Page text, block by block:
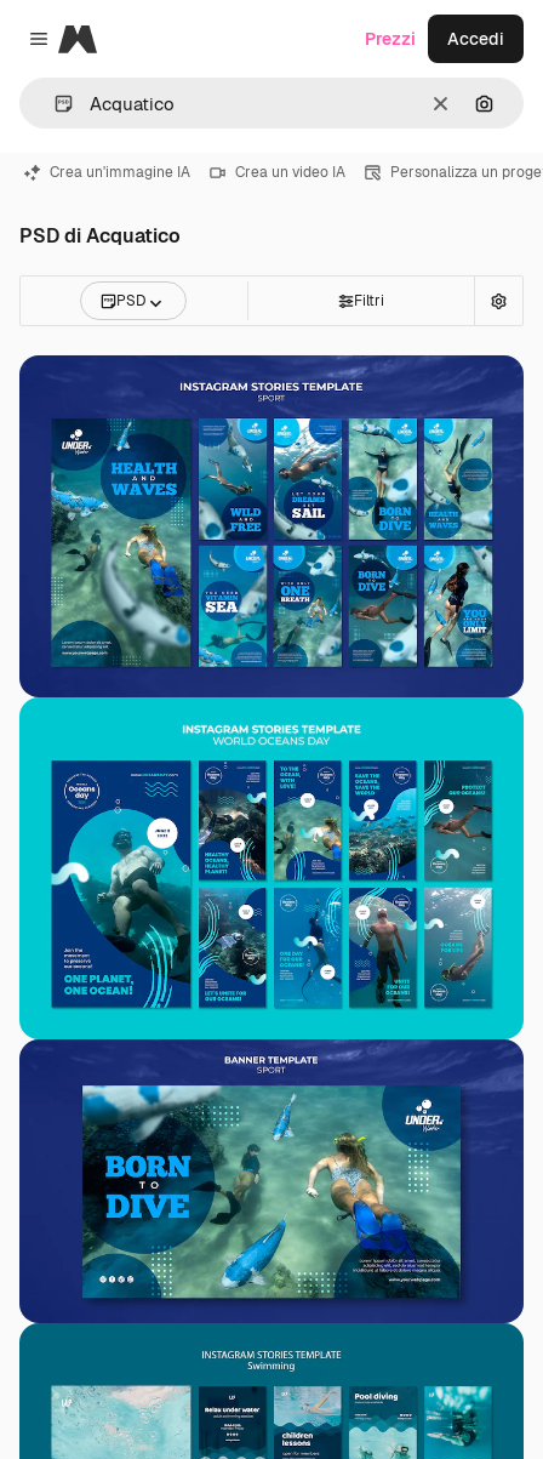
Close menu
Magnific
CancellaCerca
Prezzi Accedi
Crea un'immagine IA Crea un video IA Personalizza un
PSD di Acquatico
PSD Filtri